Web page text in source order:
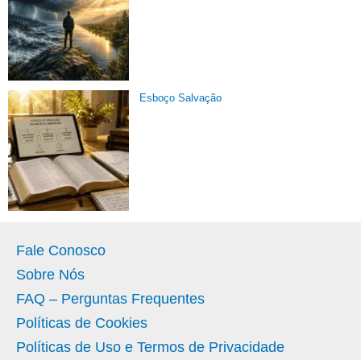
Esboço Salvação
Fale Conosco
Sobre Nós
FAQ – Perguntas Frequentes
Políticas de Cookies
Políticas de Uso e Termos de Privacidade